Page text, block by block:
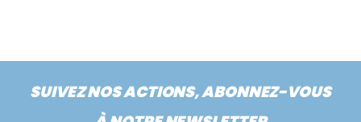
SUIVEZ NOS ACTIONS, ABONNEZ-VOUS